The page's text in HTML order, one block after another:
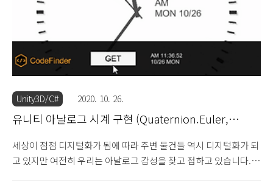
원리는 기본적으로 랜덤이라는 개념을 사용하는데 유니티에..
Unity3D/C# 2020. 10. 26.
유니티 아날로그 시계 구현 (Quaternion.Euler,
세상이 점점 디지털화가 됨에 따라 주변 물건들 역시 디지털화가 되
고 있지만 여전히 우리는 아날로그 감성을 찾고 접하고 있습니다.